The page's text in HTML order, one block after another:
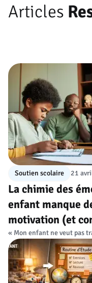
Articles
Soutien scolaire 21
La chimie des
enfant manque
motivation (et
« Mon enfant ne veut pas